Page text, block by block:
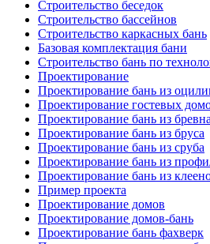
Строительство беседок
Строительство бассейнов
Строительство каркасных бань
Базовая комплектация бани
Строительство бань по
Проектирование
Проектирование бань из
Проектирование гостевых
Проектирование бань из бревна
Проектирование бань из бруса
Проектирование бань из сруба
Проектирование бань из
Проектирование бань из
Пример проекта
Проектирование домов
Проектирование домов-бань
Проектирование бань фахверк